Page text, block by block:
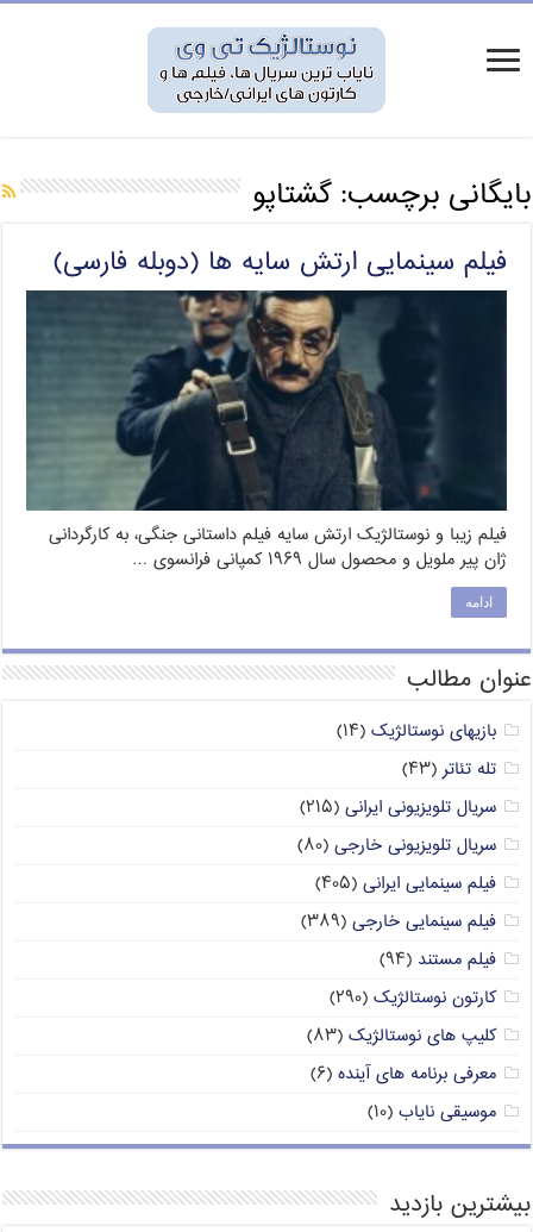
بایگانی برچسب:گشتاپو
فیلم سینمایی ارتش سایه ها (دوبله فارسی)
فیلم زیبا و نوستالژیک ارتش سایه فیلم داستانی جنگی، به کارگردانی
ژان پیر ملویل و محصول سال ۱۹۶۹ کمپانی فرانسوی …
ادامه
عنوان مطالب
بازیهای نوستالژیک (۱۴)
تله تئاتر(۴۳)
سریال تلویزیونی ایرانی (۲۱۵)
سریال تلویزیونی خارجی (۸۰)
فیلم سینمایی ایرانی (۴۰۵)
فیلم سینمایی خارجی (۳۸۹)
فیلم مستند (۹۴)
کارتون نوستالژیک (۲۹۰)
کلیپ های نوستالژیک (۸۳)
معرفی برنامه های آینده (۶)
موسیقی نایاب (۱۰)
بیشترین بازدید